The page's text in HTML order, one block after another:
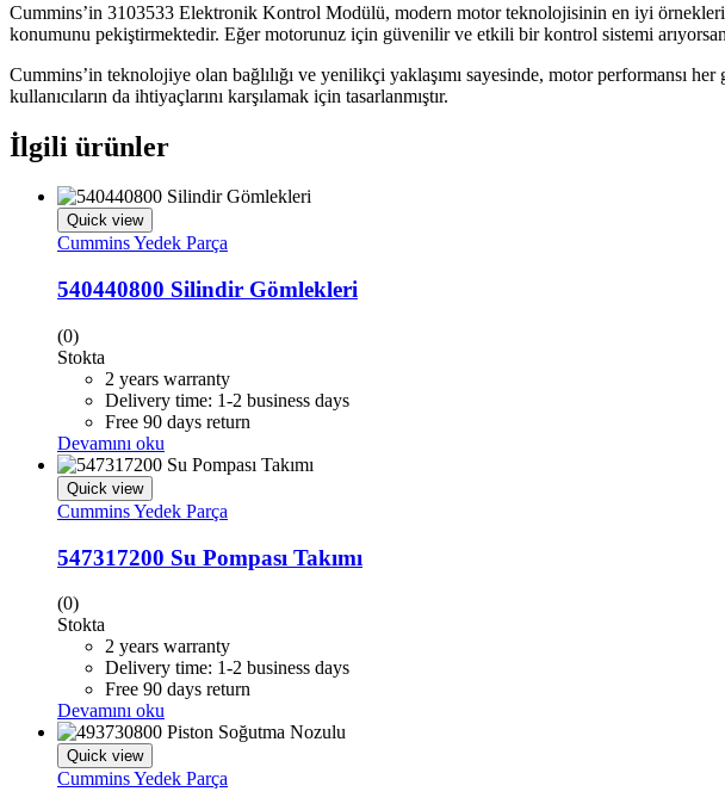
Cummins’in 3103533 Elektronik Kontrol Modülü, modern motor teknolojisinin en iyi
konumunu pekiştirmektedir. Eğer motorunuz için güvenilir ve etkili bir kontrol sistemi
Cummins’in teknolojiye olan bağlılığı ve yenilikçi yaklaşımı sayesinde, motor performansı
kullanıcıların da ihtiyaçlarını karşılamak için tasarlanmıştır.
İlgili ürünler
Quick view
Cummins Yedek Parça
540440800 Silindir Gömlekleri
(0)
Stokta
2 years warranty
Delivery time: 1-2 business days
Free 90 days return
Devamını oku
Quick view
Cummins Yedek Parça
547317200 Su Pompası Takımı
(0)
Stokta
2 years warranty
Delivery time: 1-2 business days
Free 90 days return
Devamını oku
Quick view
Cummins Yedek Parça